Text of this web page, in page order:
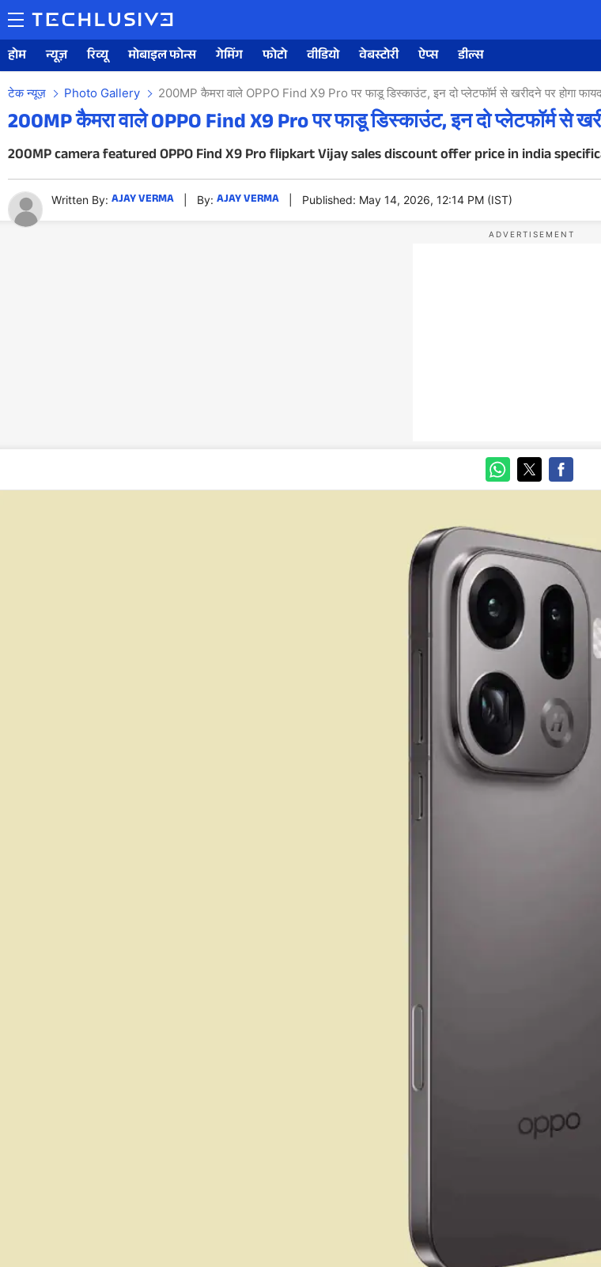
होम न्यूज़ रिव्यू मोबाइल फोन्स गेमिंग फोटो वीडियो वेबस्टोरी ऐप्स डील्स
टेक न्यूज़ Photo Gallery 200MP कैमरा वाले OPPO Find X9 Pro पर फाडू डिस्काउंट, इन दो प्लेटफॉर्म से खरीदने पर होगा
200MP कैमरा वाले OPPO Find X9 Pro पर फाडू डिस्काउंट, इन दो प्लेटफॉर्म से
200MP camera featured OPPO Find X9 Pro flipkart Vijay sales discount offer price in india
Written By: AJAY VERMA By: AJAY VERMA Published: May 14, 2026, 12:14 PM (IST)